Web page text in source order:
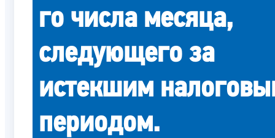
го числа месяца,
следующего за
истекшим
периодом.